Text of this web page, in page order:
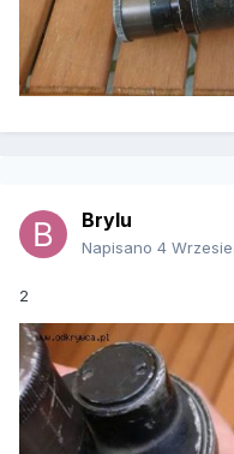
Brylu
Napisano 4
2